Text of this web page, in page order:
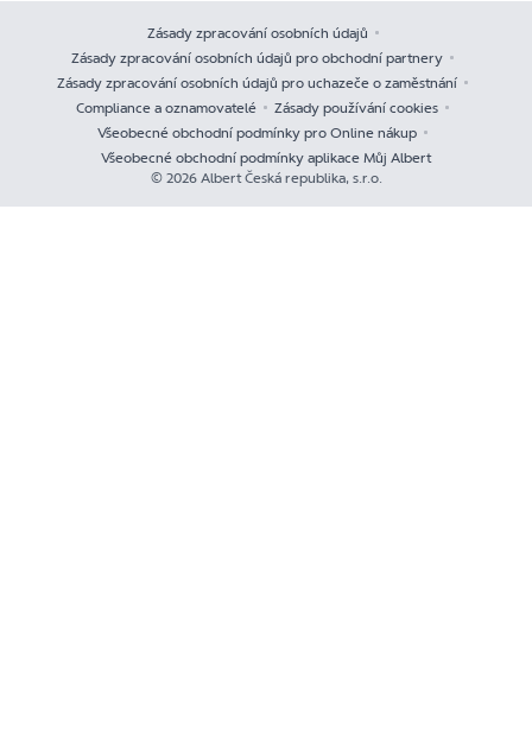
Zásady zpracování osobních údajů
Zásady zpracování osobních údajů pro obchodní partnery
Zásady zpracování osobních údajů pro uchazeče o zaměstnání
Compliance a oznamovatelé
Zásady používání cookies
Všeobecné obchodní podmínky pro Online nákup
Všeobecné obchodní podmínky aplikace Můj Albert
© 2026 Albert Česká republika, s.r.o.